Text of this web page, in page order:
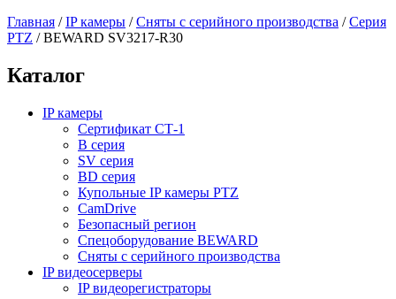
Главная /IP камеры /Сняты с серийного производства /Серия
PTZ /BEWARD SV3217-R30
Каталог
IP камеры
Сертификат СТ-1
B серия
SV серия
BD серия
Купольные IP камеры PTZ
CamDrive
Безопасный регион
Спецоборудование BEWARD
Сняты с серийного производства
IP видеосерверы
IP видеорегистраторы